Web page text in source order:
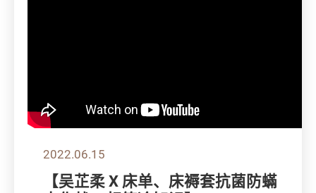
2022.06.15
【吴芷柔 X 床单、床褥套抗菌防蟎